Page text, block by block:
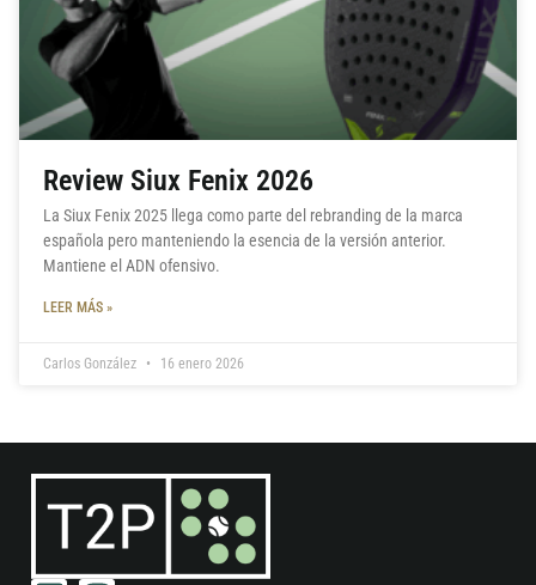
Review Siux Fenix 2026
La Siux Fenix 2025 llega como parte del rebranding de la marca
española pero manteniendo la esencia de la versión anterior.
Mantiene el ADN ofensivo.
LEER MÁS »
Carlos González 16 enero 2026